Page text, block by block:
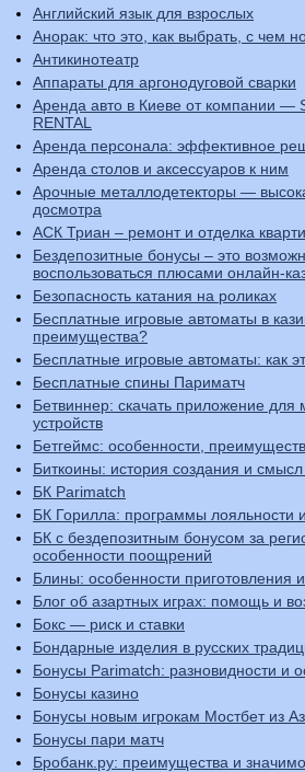
Английский язык для взрослых
Анорак: что это, как выбрать, с чем
Антикинотеатр
Аппараты для аргонодуговой сварки
Аренда авто в Киеве от компании —
RENTAL
Аренда персонала: эффективное
Аренда столов и аксессуаров к ним
Арочные металлодетекторы —
досмотра
АСК Триан – ремонт и отделка
Бездепозитные бонусы – это
воспользоваться плюсами онлайн-
Безопасность катания на роликах
Бесплатные игровые автоматы в
преимущества?
Бесплатные игровые автоматы: как
Бесплатные спины Париматч
Бетвиннер: скачать приложение для
устройств
Бетгеймс: особенности,
Биткоины: история создания и
БК Parimatch
БК Горилла: программы лояльности
БК с бездепозитным бонусом за
особенности поощрений
Блины: особенности приготовления
Блог об азартных играх: помощь и
Бокс — риск и ставки
Бондарные изделия в русских
Бонусы Parimatch: разновидности и
Бонусы казино
Бонусы новым игрокам Мостбет из
Бонусы пари матч
Бробанк.ру: преимущества и